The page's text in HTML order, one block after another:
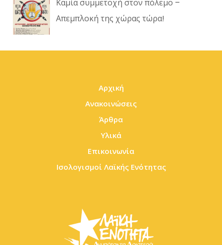
Καμία συμμετοχή στον πόλεμο –
Απεμπλοκή της χώρας τώρα!
Αρχική
Ανακοινώσεις
Άρθρα
Υλικά
Επικοινωνία
Ισολογισμοί Λαϊκής Ενότητας